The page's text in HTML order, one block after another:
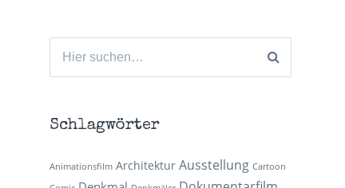
Suchen
Schlagwörter
Animationsfilm Architektur Ausstellung Cartoon